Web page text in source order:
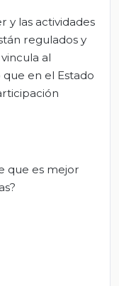
y las actividades
regulados y
al
en el Estado
que es mejor